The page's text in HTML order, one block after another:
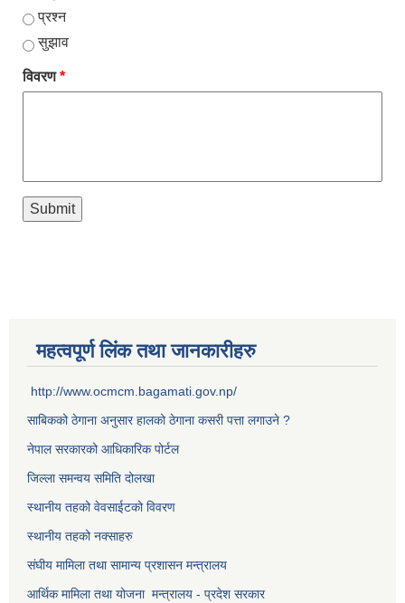
प्रश्न
सुझाव
विवरण*
महत्वपूर्ण लिंक तथा जानकारीहरु
http://www.ocmcm.bagamati.gov.np/
साबिकको ठेगाना अनुसार हालको ठेगाना कसरी पत्ता लगाउने ?
नेपाल सरकारको आधिकारिक पोर्टल
जिल्ला समन्वय समिति दोलखा
स्थानीय तहको वेवसाईटको विवरण
स्थानीय तहको नक्साहरु
संघीय मामिला तथा सामान्य प्रशासन मन्त्रालय
आर्थिक मामिला तथा योजना मन्त्रालय - प्रदेश सरकार